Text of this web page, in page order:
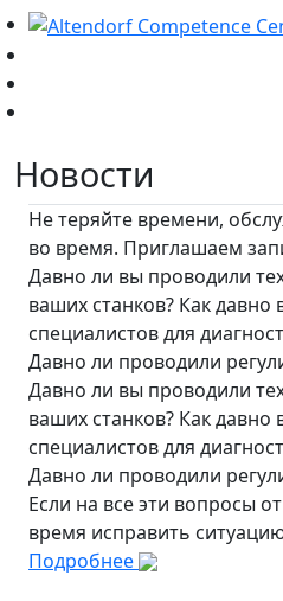
Новости
Не теряйте времени,
во время. Приглашаем
Давно ли вы проводили
ваших станков? Как давно
специалистов для
Давно ли проводили
Давно ли вы проводили
ваших станков? Как давно
специалистов для
Давно ли проводили
Если на все эти вопросы
время исправить
Подробнее